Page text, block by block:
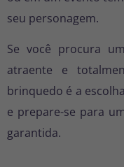
seu personagem.
Se você procura
atraente e
brinquedo é a
e prepare-se para
garantida.